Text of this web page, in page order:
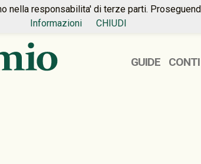
GUIDE
responsabilita' di terze parti.
Informazioni
CHIUDI